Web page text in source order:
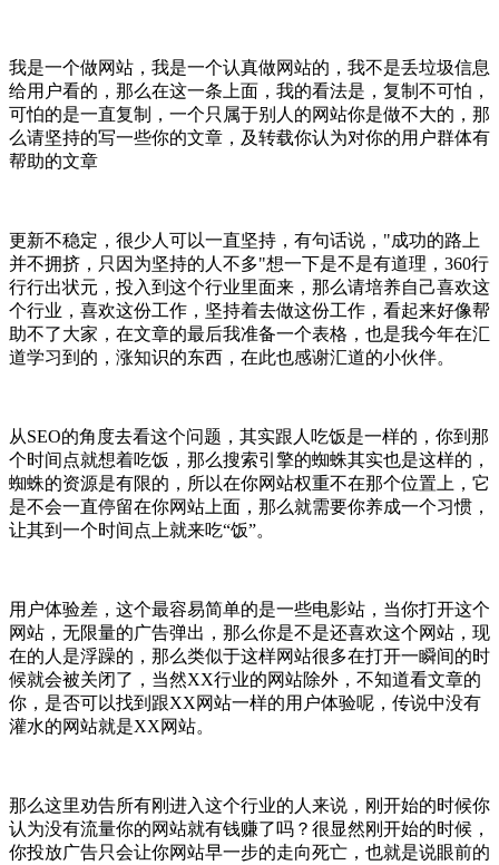
我是一个做网站，我是一个认真做网站的，我不是丢垃圾信息
给用户看的，那么在这一条上面，我的看法是，复制不可怕，
可怕的是一直复制，一个只属于别人的网站你是做不大的，那
么请坚持的写一些你的文章，及转载你认为对你的用户群体有
帮助的文章
更新不稳定，很少人可以一直坚持，有句话说，"成功的路上
并不拥挤，只因为坚持的人不多"想一下是不是有道理，360行
行行出状元，投入到这个行业里面来，那么请培养自己喜欢这
个行业，喜欢这份工作，坚持着去做这份工作，看起来好像帮
助不了大家，在文章的最后我准备一个表格，也是我今年在汇
道学习到的，涨知识的东西，在此也感谢汇道的小伙伴。
从SEO的角度去看这个问题，其实跟人吃饭是一样的，你到那
个时间点就想着吃饭，那么搜索引擎的蜘蛛其实也是这样的，
蜘蛛的资源是有限的，所以在你网站权重不在那个位置上，它
是不会一直停留在你网站上面，那么就需要你养成一个习惯，
让其到一个时间点上就来吃“饭”。
用户体验差，这个最容易简单的是一些电影站，当你打开这个
网站，无限量的广告弹出，那么你是不是还喜欢这个网站，现
在的人是浮躁的，那么类似于这样网站很多在打开一瞬间的时
候就会被关闭了，当然XX行业的网站除外，不知道看文章的
你，是否可以找到跟XX网站一样的用户体验呢，传说中没有
灌水的网站就是XX网站。
那么这里劝告所有刚进入这个行业的人来说，刚开始的时候你
认为没有流量你的网站就有钱赚了吗？很显然刚开始的时候，
你投放广告只会让你网站早一步的走向死亡，也就是说眼前的